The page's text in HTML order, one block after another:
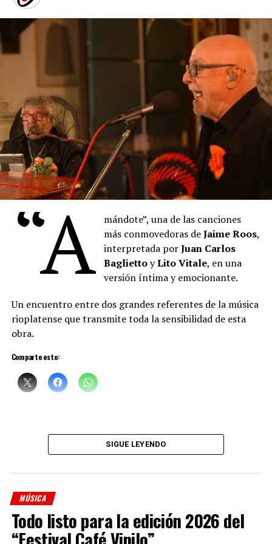
La orquesta, dedicada al rescate de patrimonio musical
perdido, reúne en este álbum una selección de tangos,
milongas, melodías camperas, vidalitas y valses
compuestos por contemporáneos del maestro boquense
en su homenaje.
El repertorio culmina con la milonga-candombe “Bien
Argentinos”, que evoca la escena final de la vida del
maestro boquense.
“Denisedescribe los pigmentos cuyos nombres se
mezclan con las proas de los barcos del puerto, también
está pintando, con la música, con la voz. Hay algo de la
pintura que empieza a teñir las palabras que
Denise
canta. Un cruce raro de oficios, maravilloso”, sostuvo el
artista plásticoDaniel Santoro .
Denise Sciammarella(investigación y voz)
Geraldina Carnicina
Mariana Atamas
(violín)
“A
mándote”, una de las canciones
más conmovedoras deJaime Roos,
interpretada porJuan Carlos
BagliettoyLito Vitale, en una
versión íntima y emocionante.
Un encuentro entre dos grandes referentes de la música
rioplatense que transmite toda la sensibilidad de esta
obra.
Comparte esto:
SIGUE LEYENDO
MÚSICA
Todo listo para la edición 2026 del